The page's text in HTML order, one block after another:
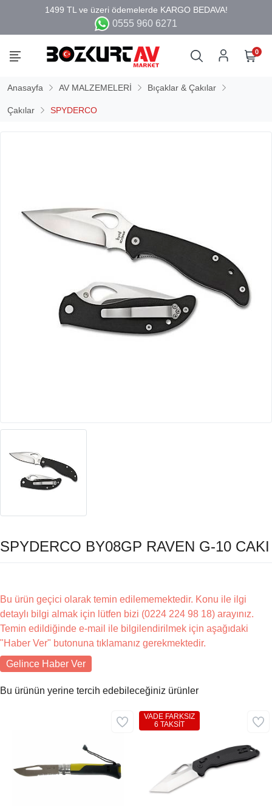
0555 960 6271
0
Anasayfa AV MALZEMELERİ Bıçaklar & Çakılar
Çakılar SPYDERCO
SPYDERCO BY08GP RAVEN G-10 CAKI
Bu ürün geçici olarak temin edilememektedir. Konu ile ilgi
detaylı bilgi almak için lütfen bizi (0224 224 98 18) arayınız.
Temin edildiğinde e-mail ile bilgilendirilmek için aşağıdaki
"Haber Ver" butonuna tıklamanız gerekmektedir.
Gelince Haber Ver
Bu ürünün yerine tercih edebileceğiniz ürünler
VADE FARKSIZ
6 TAKSİT